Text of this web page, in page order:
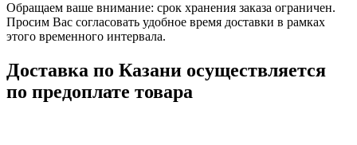
Обращаем ваше внимание: срок хранения заказа ограничен.
Просим Вас согласовать удобное время доставки в рамках
этого временного интервала.
Доставка по Казани осуществляется
по предоплате товара